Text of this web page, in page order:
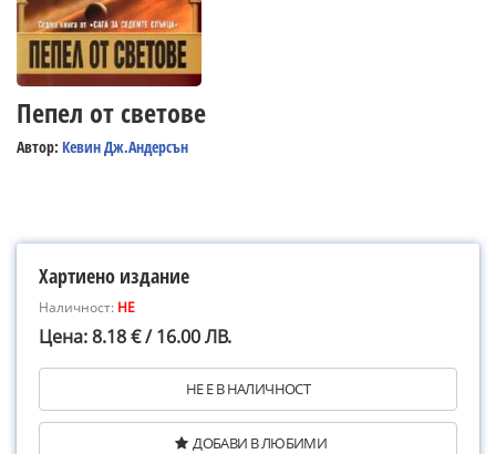
Пепел от светове
Автор: Кевин Дж.Андерсън
Хартиено издание
Наличност: НЕ
Цена: 8.18 € / 16.00 ЛВ.
НЕ Е В НАЛИЧНОСТ
ДОБАВИ В ЛЮБИМИ